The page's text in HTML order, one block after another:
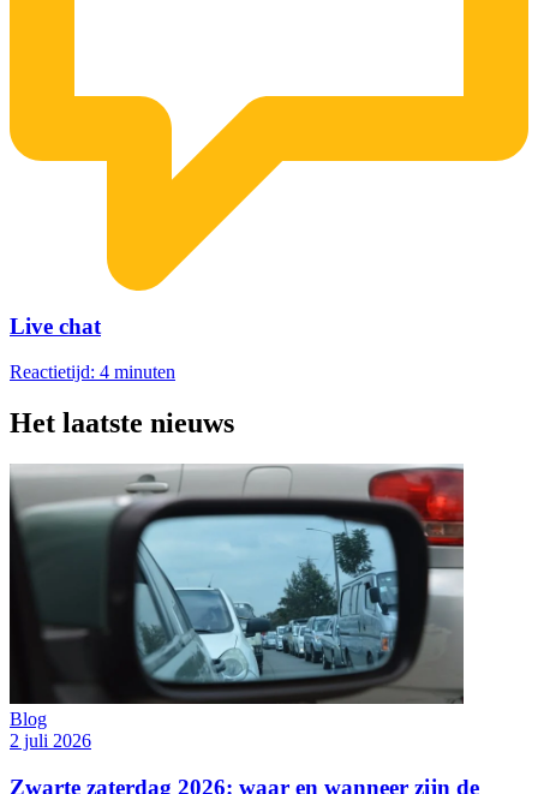
Live chat
Reactietijd: 4 minuten
Het laatste nieuws
Blog
2 juli 2026
Zwarte zaterdag 2026: waar en wanneer zijn de